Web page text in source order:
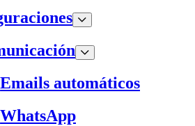
Emails automáticos
WhatsApp